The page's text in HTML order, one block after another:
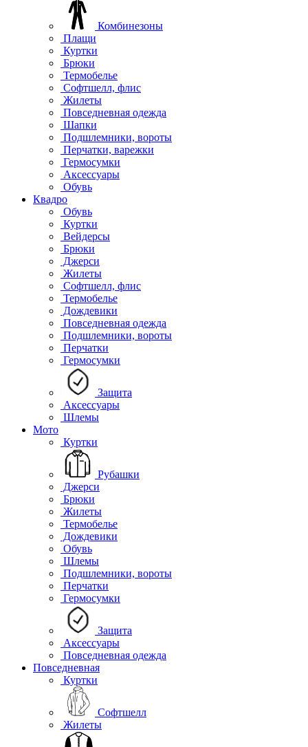
Комбинезоны
Плащи
Куртки
Брюки
Термобелье
Софтшелл, флис
Жилеты
Повседневная одежда
Шапки
Подшлемники, вороты
Перчатки, варежки
Гермосумки
Аксессуары
Обувь
Квадро
Обувь
Куртки
Вейдерсы
Брюки
Джерси
Жилеты
Софтшелл, флис
Термобелье
Дождевики
Повседневная одежда
Подшлемники, вороты
Перчатки
Гермосумки
Защита
Аксессуары
Шлемы
Мото
Куртки
Рубашки
Джерси
Брюки
Жилеты
Термобелье
Дождевики
Обувь
Шлемы
Подшлемники, вороты
Перчатки
Гермосумки
Защита
Аксессуары
Повседневная одежда
Повседневная
Куртки
Софтшелл
Жилеты